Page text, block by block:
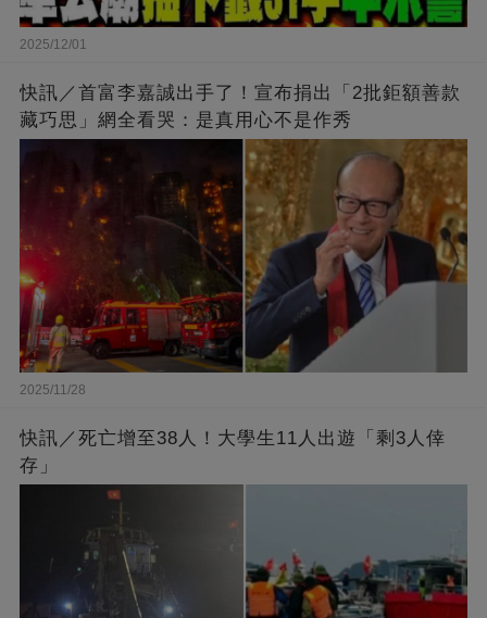
2025/12/01
快訊／首富李嘉誠出手了！宣布捐出「2批鉅額善款
藏巧思」網全看哭：是真用心不是作秀
2025/11/28
快訊／死亡增至38人！大學生11人出遊「剩3人倖
存」